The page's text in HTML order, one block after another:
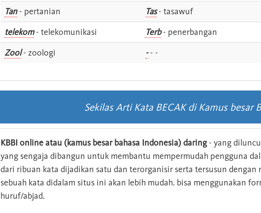
Tan- pertanian Tas- tasawuf
telekom- telekomunikasi Terb- penerbangan
Zool- zoologi -- -
Sekilas Arti Kata BECAK di Kamus besar
KBBI online atau (kamus besar bahasa Indonesia) daring- yang
yang sengaja dibangun untuk membantu mempermudah pengguna
dari ribuan kata dijadikan satu dan terorganisir serta tersusun dengan
sebuah kata didalam situs ini akan lebih mudah. bisa menggunakan
huruf/abjad.